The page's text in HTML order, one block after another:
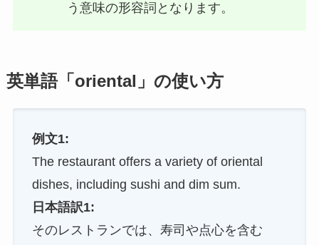
う意味の形容詞となります。
英単語「oriental」の使い方
例文1:
The restaurant offers a variety of oriental
dishes, including sushi and dim sum.
日本語訳1:
そのレストランでは、寿司や点心を含む